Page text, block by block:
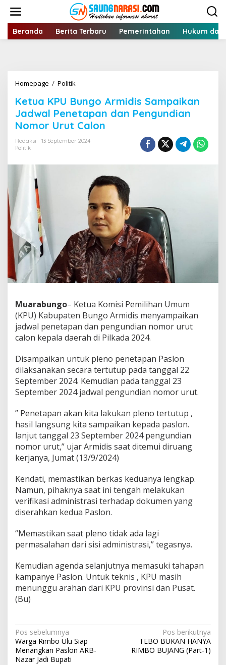
konten
Beranda Berita Terbaru Pemerintahan Hukum
Homepage / Politik
Bungo
Armidis
Sampaikan
Jadwal
Penetapan
Nomor
Calon
Ketua KPU Bungo Armidis Sampaikan
Jadwal Penetapan dan Pengundian
Nomor Urut Calon
Redaksi
13 September 2024
Politik
Muarabungo– Ketua Komisi Pemilihan Umum
(KPU) Kabupaten Bungo Armidis menyampaikan
jadwal penetapan dan pengundian nomor urut
calon kepala daerah di Pilkada 2024.
Disampaikan untuk pleno penetapan Paslon
dilaksanakan secara tertutup pada tanggal 22
September 2024. Kemudian pada tanggal 23
September 2024 jadwal pengundian nomor urut.
” Penetapan akan kita lakukan pleno tertutup ,
hasil langsung kita sampaikan kepada paslon.
lanjut tanggal 23 September 2024 pengundian
nomor urut,” ujar Armidis saat ditemui diruang
kerjanya, Jumat (13/9/2024)
Kendati, memastikan berkas keduanya lengkap.
Namun, pihaknya saat ini tengah melakukan
verifikasi administrasi terhadap dokumen yang
diserahkan kedua Paslon.
“Memastikan saat pleno tidak ada lagi
permasalahan dari sisi administrasi,” tegasnya.
Kemudian agenda selanjutnya memasuki tahapan
kampanye Paslon. Untuk teknis , KPU masih
menunggu arahan dari KPU provinsi dan Pusat.
(Bu)
Navigasi
pos
Pos sebelumnya
Warga Rimbo Ulu Siap
Menangkan Paslon ARB-
Nazar Jadi Bupati
Pos berikutnya
TEBO BUKAN HANYA
RIMBO BUJANG (Part-1)